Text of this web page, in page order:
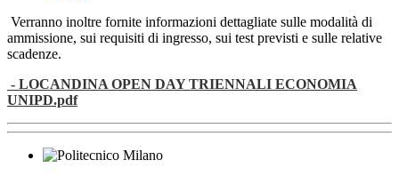
Verranno inoltre fornite informazioni dettagliate sulle modalità di
ammissione, sui requisiti di ingresso, sui test previsti e sulle relative
scadenze.
- LOCANDINA OPEN DAY TRIENNALI ECONOMIA
UNIPD.pdf